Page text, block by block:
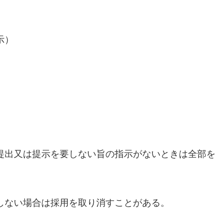
又は提示を要しない旨の指示がないときは全部を
い場合は採用を取り消すことがある。